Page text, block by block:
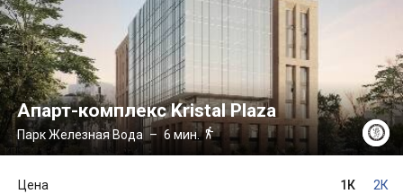
Апарт-комплекс Kristal Plaza
Парк Железная Вода – 6 мин.
1К 2К
Цена